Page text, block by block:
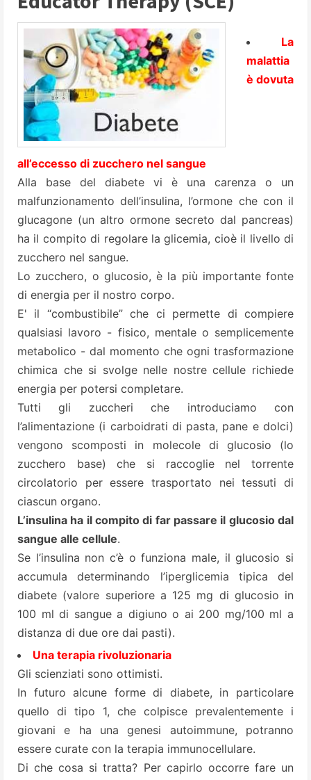
La
malattia
è dovuta
all’eccesso di zucchero nel sangue
Alla base del diabete vi è una carenza o un
malfunzionamento dell’insulina, l’ormone che con il
glucagone (un altro ormone secreto dal pancreas)
ha il compito di regolare la glicemia, cioè il livello di
zucchero nel sangue.
Lo zucchero, o glucosio, è la più importante fonte
di energia per il nostro corpo.
E' il “combustibile” che ci permette di compiere
qualsiasi lavoro - fisico, mentale o semplicemente
metabolico - dal momento che ogni trasformazione
chimica che si svolge nelle nostre cellule richiede
energia per potersi completare.
Tutti gli zuccheri che introduciamo con
l’alimentazione (i carboidrati di pasta, pane e dolci)
vengono scomposti in molecole di glucosio (lo
zucchero base) che si raccoglie nel torrente
circolatorio per essere trasportato nei tessuti di
ciascun organo.
L’insulina ha il compito di far passare il glucosio dal
sangue alle cellule.
Se l’insulina non c’è o funziona male, il glucosio si
accumula determinando l’iperglicemia tipica del
diabete (valore superiore a 125 mg di glucosio in
100 ml di sangue a digiuno o ai 200 mg/100 ml a
distanza di due ore dai pasti).
Una terapia rivoluzionaria
Gli scienziati sono ottimisti.
In futuro alcune forme di diabete, in particolare
quello di tipo 1, che colpisce prevalentemente i
giovani e ha una genesi autoimmune, potranno
essere curate con la terapia immunocellulare.
Di che cosa si tratta? Per capirlo occorre fare un